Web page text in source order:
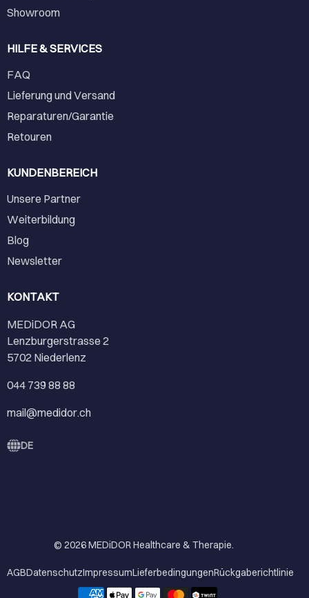
Showroom
HILFE & SERVICES
FAQ
Lieferung und Versand
Reparaturen/Garantie
Retouren
KUNDENBEREICH
Unsere Partner
Weiterbildung
Blog
Newsletter
KONTAKT
MEDiDOR AG
Lenzburgerstrasse 2
5702 Niederlenz
044 739 88 88
mail@medidor.ch
DE
© 2026MEDiDOR Healthcare & Therapie.
AGBDatenschutzImpressumLieferbedingungenRückgaberichtlinie